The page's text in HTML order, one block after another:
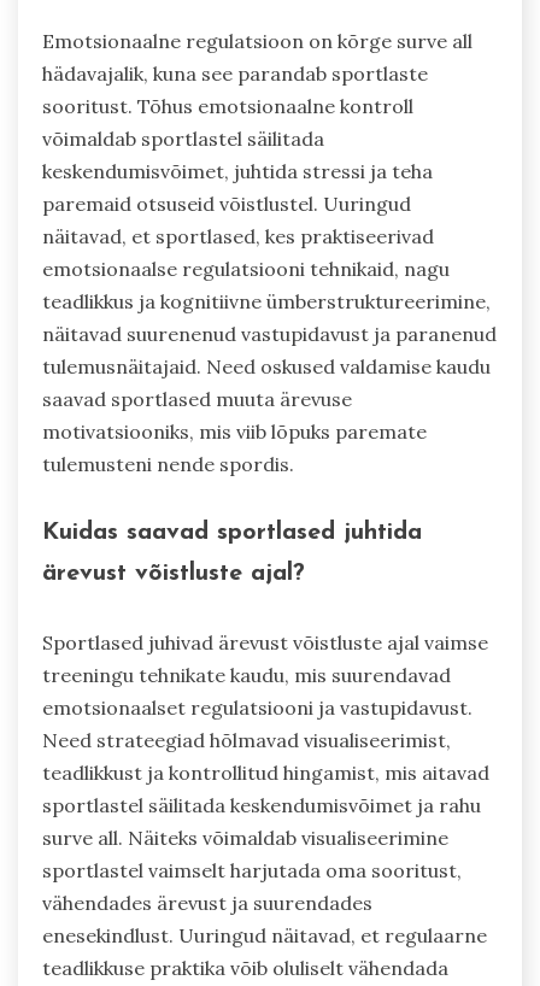
Emotsionaalne regulatsioon on kõrge surve all
hädavajalik, kuna see parandab sportlaste
sooritust. Tõhus emotsionaalne kontroll
võimaldab sportlastel säilitada
keskendumisvõimet, juhtida stressi ja teha
paremaid otsuseid võistlustel. Uuringud
näitavad, et sportlased, kes praktiseerivad
emotsionaalse regulatsiooni tehnikaid, nagu
teadlikkus ja kognitiivne ümberstruktureerimine,
näitavad suurenenud vastupidavust ja paranenud
tulemusnäitajaid. Need oskused valdamise kaudu
saavad sportlased muuta ärevuse
motivatsiooniks, mis viib lõpuks paremate
tulemusteni nende spordis.
Kuidas saavad sportlased juhtida
ärevust võistluste ajal?
Sportlased juhivad ärevust võistluste ajal vaimse
treeningu tehnikate kaudu, mis suurendavad
emotsionaalset regulatsiooni ja vastupidavust.
Need strateegiad hõlmavad visualiseerimist,
teadlikkust ja kontrollitud hingamist, mis aitavad
sportlastel säilitada keskendumisvõimet ja rahu
surve all. Näiteks võimaldab visualiseerimine
sportlastel vaimselt harjutada oma sooritust,
vähendades ärevust ja suurendades
enesekindlust. Uuringud näitavad, et regulaarne
teadlikkuse praktika võib oluliselt vähendada